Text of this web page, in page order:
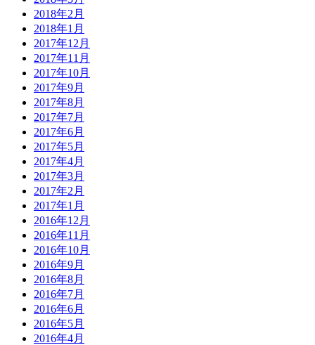
2018年2月
2018年1月
2017年12月
2017年11月
2017年10月
2017年9月
2017年8月
2017年7月
2017年6月
2017年5月
2017年4月
2017年3月
2017年2月
2017年1月
2016年12月
2016年11月
2016年10月
2016年9月
2016年8月
2016年7月
2016年6月
2016年5月
2016年4月